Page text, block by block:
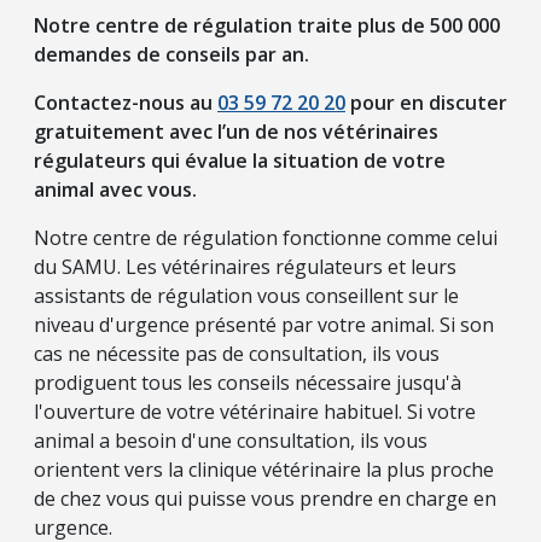
Notre centre de régulation traite plus de 500 000
demandes de conseils par an.
Contactez-nous au 03 59 72 20 20 pour en discuter
gratuitement avec l’un de nos vétérinaires
régulateurs qui évalue la situation de votre
animal avec vous.
Notre centre de régulation fonctionne comme celui
du SAMU. Les vétérinaires régulateurs et leurs
assistants de régulation vous conseillent sur le
niveau d'urgence présenté par votre animal. Si son
cas ne nécessite pas de consultation, ils vous
prodiguent tous les conseils nécessaire jusqu'à
l'ouverture de votre vétérinaire habituel. Si votre
animal a besoin d'une consultation, ils vous
orientent vers la clinique vétérinaire la plus proche
de chez vous qui puisse vous prendre en charge en
urgence.